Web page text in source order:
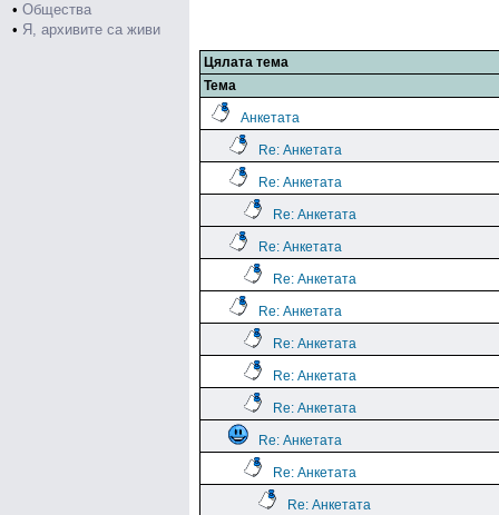
• Общества
• Я, архивите са живи
Цялата тема
Тема
Анкетата
Re: Анкетата
Re: Анкетата
Re: Анкетата
Re: Анкетата
Re: Анкетата
Re: Анкетата
Re: Анкетата
Re: Анкетата
Re: Анкетата
Re: Анкетата
Re: Анкетата
Re: Анкетата